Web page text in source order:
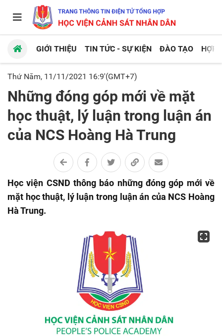
GIỚI THIỆU TIN TỨC - SỰ KIỆN ĐÀO TẠO HỢP
Thứ Năm, 11/11/2021 16:9'(GMT+7)
Những đóng góp mới về mặt
học thuật, lý luận trong luận án
của NCS Hoàng Hà Trung
Học viện CSND thông báo những đóng góp mới về
mặt học thuật, lý luận trong luận án của NCS Hoàng
Hà Trung.